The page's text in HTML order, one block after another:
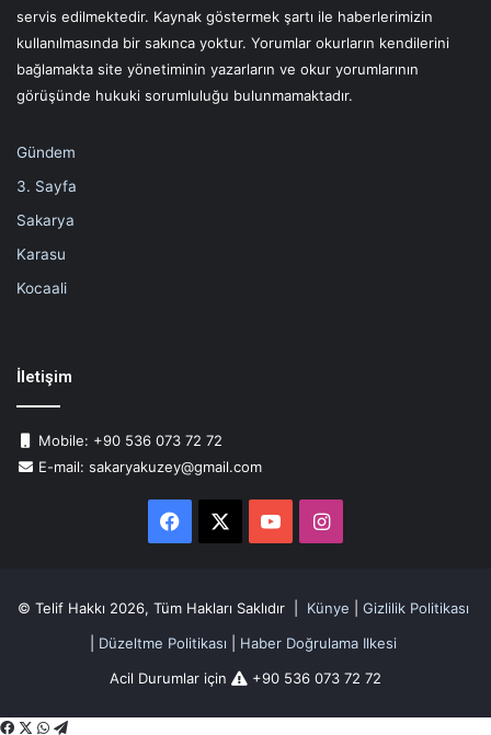
servis edilmektedir. Kaynak göstermek şartı ile haberlerimizin
kullanılmasında bir sakınca yoktur. Yorumlar okurların kendilerini
bağlamakta site yönetiminin yazarların ve okur yorumlarının
görüşünde hukuki sorumluluğu bulunmamaktadır.
Gündem
3. Sayfa
Sakarya
Karasu
Kocaali
İletişim
Mobile: +90 536 073 72 72
E-mail: sakaryakuzey@gmail.com
Facebook YouTubeInstagram
© Telif Hakkı 2026, Tüm Hakları Saklıdır | Künye
Gizlilik Politikası
Düzeltme Politikası
Haber Doğrulama Ilkesi
Acil Durumlar için
+90 536 073 72 72
Facebook
X WhatsApp